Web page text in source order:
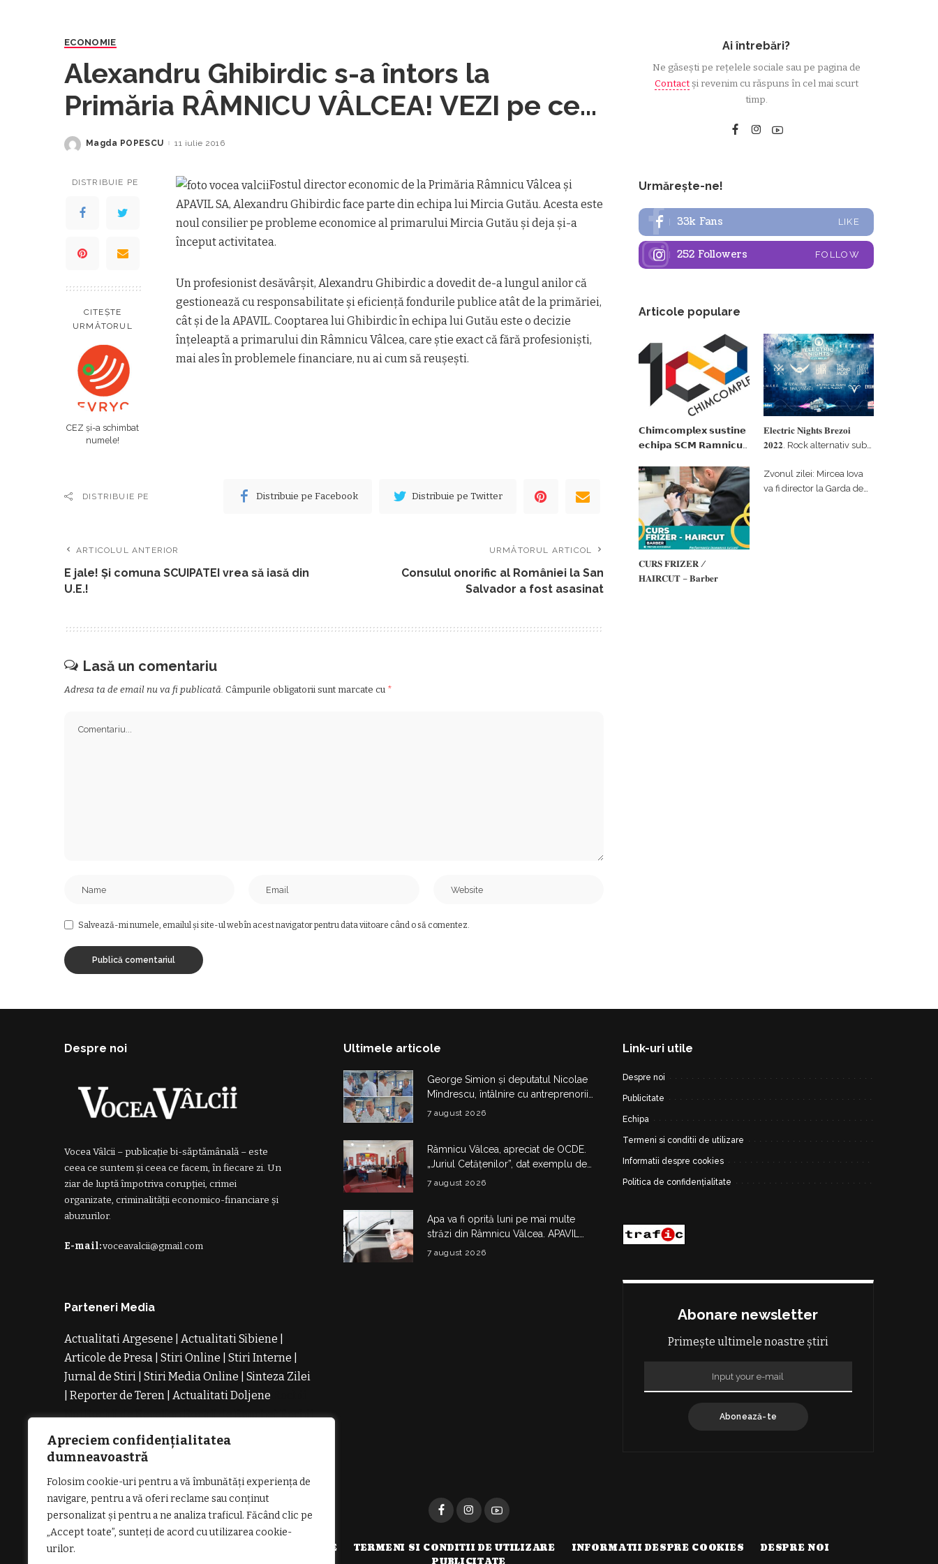
Apreciem confidențialitatea
dumneavoastră
Folosim cookie-uri pentru a vă îmbunătăți experiența de
navigare, pentru a vă oferi reclame sau conținut
personalizat și pentru a ne analiza traficul. Făcând clic pe
„Accept toate”, sunteți de acord cu utilizarea cookie-
urilor.
ECONOMIE
Alexandru Ghibirdic s-a întors la
Primăria RÂMNICU VÂLCEA! VEZI pe ce
poziție
Posted
Magda POPESCU 11 iulie 2016
DISTRIBUIE PE
CITEȘTE
URMĂTORUL
CEZ și-a schimbat
numele!
Fostul director economic de la Primăria Râmnicu Vâlcea şi
APAVIL SA, Alexandru Ghibirdic face parte din echipa lui Mircia Gutău. Acesta este
noul consilier pe probleme economice al primarului Mircia Gutău şi deja şi-a
început activitatea.
Un profesionist desăvârşit, Alexandru Ghibirdic a dovedit de-a lungul anilor că
gestionează cu responsabilitate şi eficienţă fondurile publice atât de la primăriei,
cât şi de la APAVIL. Cooptarea lui Ghibirdic în echipa lui Gutău este o decizie
înţeleaptă a primarului din Râmnicu Vâlcea, care ştie exact că fără profesionişti,
mai ales în problemele financiare, nu ai cum să reuşeşti.
DISTRIBUIE PE Distribuie pe Facebook Distribuie pe Twitter
ARTICOLUL ANTERIOR
E jale! Şi comuna SCUIPATEI vrea să iasă din
U.E.!
URMĂTORUL ARTICOL
Consulul onorific al României la San
Salvador a fost asasinat
Lasă un comentariu
Adresa ta de email nu va fi publicată. Câmpurile obligatorii sunt marcate cu *
Salvează-mi numele, emailul și site-ul web în acest navigator pentru data viitoare când o să comentez.
Ai întrebări?
Ne găsești pe rețelele sociale sau pe pagina de
Contactși revenim cu răspuns în cel mai scurt
timp.
Urmărește-ne!
33k Fans LIKE
252 Followers FOLLOW
Articole populare
𝗖𝗵𝗶𝗺𝗰𝗼𝗺𝗽𝗹𝗲𝘅 𝘀𝘂𝘀𝘁𝗶𝗻𝗲
𝗲𝗰𝗵𝗶𝗽𝗮 𝗦𝗖𝗠 𝗥𝗮𝗺𝗻𝗶𝗰𝘂
𝗽𝗮𝗿𝘁𝗲𝗻𝗲𝗿 𝗳𝗶𝗻𝗮𝗻𝘁𝗮𝘁𝗼𝗿
𝐄𝐥𝐞𝐜𝐭𝐫𝐢𝐜 𝐍𝐢𝐠𝐡𝐭𝐬 𝐁𝐫𝐞𝐳𝐨𝐢
𝟐𝟎𝟐𝟐. Rock alternativ sub
#𝐁𝐫𝐞𝐳𝐨𝐢𝐮𝐥𝐋𝐮𝐦𝐢𝐢
𝐂𝐔𝐑𝐒 𝐅𝐑𝐈𝐙𝐄𝐑 /
𝐇𝐀𝐈𝐑𝐂𝐔𝐓 – 𝐁𝐚𝐫𝐛𝐞𝐫
Zvonul zilei: Mircea Iova
va fi director la Garda de
Despre noi
Vocea Vâlcii – publicație bi-săptămânală – este
ceea ce suntem și ceea ce facem, în fiecare zi. Un
ziar de luptă împotriva corupției, crimei
organizate, criminalității economico-financiare și
abuzurilor.
E-mail:voceavalcii@gmail.com
Parteneri Media
Actualitati Argesene Actualitati Sibiene
Articole de Presa
Stiri Online Stiri Interne
Jurnal de Stiri
Stiri Media Online
Sinteza Zilei
Reporter de Teren Actualitati Doljene
NoiRochii de RevelionRochii de BanchetRochii
de Cununie
Magazin de Rochii
Comanda Rochii de Seara
Ultimele articole
George Simion și deputatul Nicolae
Mîndrescu, întâlnire cu antreprenorii
și producătorii din Drăgășani
7 august 2026
Râmnicu Vâlcea, apreciat de OCDE.
„Juriul Cetățenilor”, dat exemplu de
bună practică la nivel european
7 august 2026
Apa va fi oprită luni pe mai multe
străzi din Râmnicu Vâlcea. APAVIL
anunță lucrări la rețeaua de
7 august 2026
Link-uri utile
Despre noi
Publicitate
Echipa
Termeni si conditii de utilizare
Informatii despre cookies
Politica de confidențialitate
Abonare newsletter
Primește ultimele noastre știri
Abonează-te
GDPR: POLITICA DE CONFIDENȚIALITATE TERMENI SI CONDITII DE UTILIZARE INFORMATII DESPRE COOKIES
DESPRE NOI